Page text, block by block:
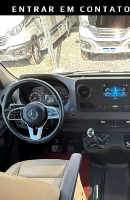
ENTRAR EM CONTATO